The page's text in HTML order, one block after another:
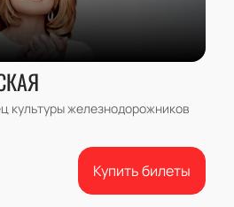
культуры железнодорожников
Купить билеты